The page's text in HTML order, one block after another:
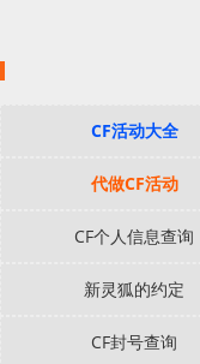
CF活动大全
代做CF活动
CF个人信息查询
新灵狐的约定
CF封号查询